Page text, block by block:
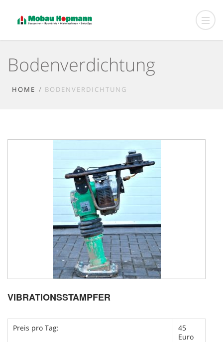
Bodenverdichtung
HOME BODENVERDICHTUNG
VIBRATIONSSTAMPFER
Preis pro Tag:
45
Euro